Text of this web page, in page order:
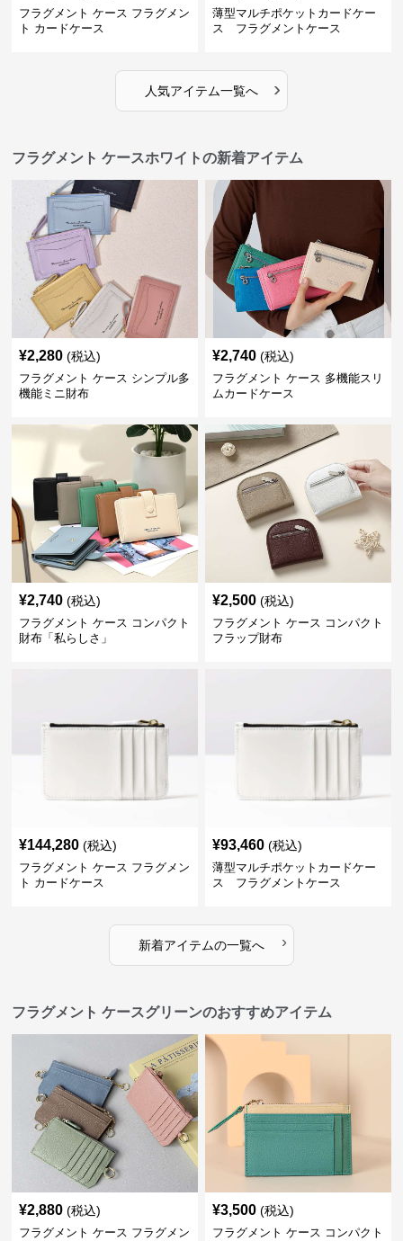
フラグメント ケース フラグメン
ト カードケース
薄型マルチポケットカードケー
ス フラグメントケース
人気アイテム一覧へ ›
フラグメント ケースホワイトの新着アイテム
¥2,280 (税込)
フラグメント ケース シンプル多
機能ミニ財布
¥2,740 (税込)
フラグメント ケース 多機能スリ
ムカードケース
¥2,740 (税込)
フラグメント ケース コンパクト
財布「私らしさ」
¥2,500 (税込)
フラグメント ケース コンパクト
フラップ財布
¥144,280 (税込)
フラグメント ケース フラグメン
ト カードケース
¥93,460 (税込)
薄型マルチポケットカードケー
ス フラグメントケース
新着アイテムの一覧へ ›
フラグメント ケースグリーンのおすすめアイテム
¥2,880 (税込)
フラグメント ケース フラグメン
¥3,500 (税込)
フラグメント ケース コンパクト